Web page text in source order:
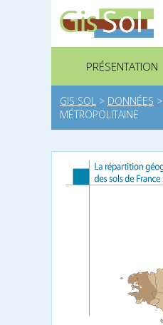
PRÉSENTATION
GIS SOL > DONNÉES >
MÉTROPOLITAINE